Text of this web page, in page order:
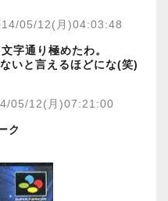
05/12(月)04:03:48
字通り極めたわ。
いと言えるほどにな(笑)
05/12(月)07:21:00
ク